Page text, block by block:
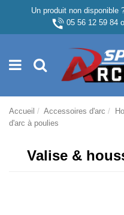
Un produit non disponible
05 56 12 59 84
Accueil Accessoires d'arc
d'arc à poulies
Valise &